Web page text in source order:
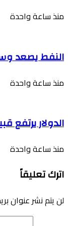
منذ ساعة واحدة
النفط يصعد
منذ ساعة واحدة
الدولار يرتفع
منذ ساعة واحدة
اترك تعليقاً
لن يتم نشر عنوان